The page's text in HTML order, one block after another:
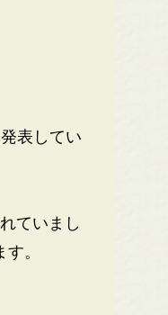
表してい
ていまし
。